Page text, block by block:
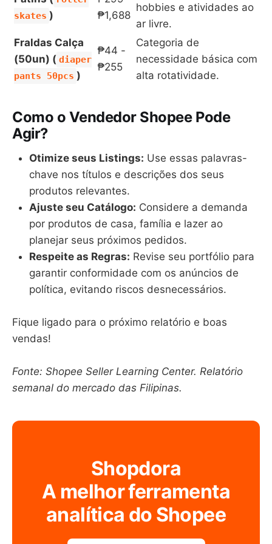
skates )
₱1,688
hobbies e atividades ao
ar livre.
Fraldas Calça
(50un) ( diaper
pants 50pcs )
₱44 -
₱255
Categoria de
necessidade básica com
alta rotatividade.
Como o Vendedor Shopee Pode
Agir?
Otimize seus Listings: Use essas palavras-
chave nos títulos e descrições dos seus
produtos relevantes.
Ajuste seu Catálogo: Considere a demanda
por produtos de casa, família e lazer ao
planejar seus próximos pedidos.
Respeite as Regras: Revise seu portfólio para
garantir conformidade com os anúncios de
política, evitando riscos desnecessários.
Fique ligado para o próximo relatório e boas
vendas!
Fonte: Shopee Seller Learning Center. Relatório
semanal do mercado das Filipinas.
Shopdora
A melhor ferramenta
analítica do Shopee